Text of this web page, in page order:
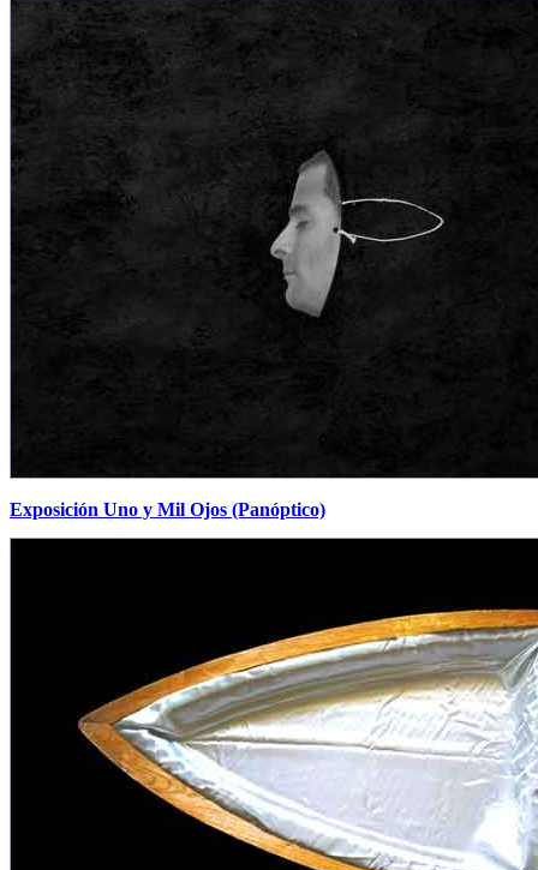
Exposición Uno y Mil Ojos (Panóptico)